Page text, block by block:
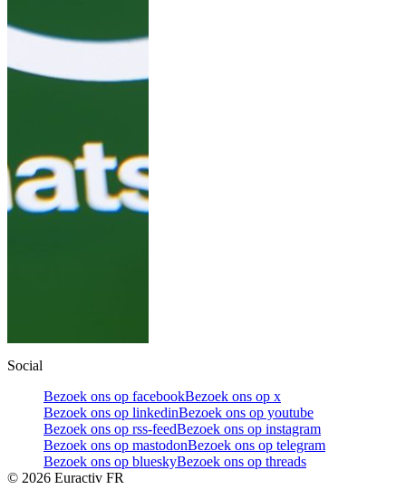
Social
Bezoek ons op facebookBezoek ons op x
Bezoek ons op linkedinBezoek ons op youtube
Bezoek ons op rss-feedBezoek ons op instagram
Bezoek ons op mastodonBezoek ons op telegram
Bezoek ons op blueskyBezoek ons op threads
© 2026 Euractiv FR